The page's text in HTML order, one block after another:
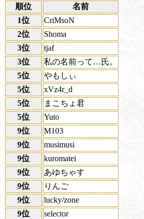
順位
名前
1位
CriMsoN
2位
Shoma
3位
tjaf
3位
私の名前って…氏。
5位
やもしぃ
5位
xVz4r_d
5位
まこちょ君
5位
Yuto
9位
M103
9位
musimusi
9位
kuromatei
9位
あゆちゃす
9位
りんご
9位
lucky/zone
9位
selector